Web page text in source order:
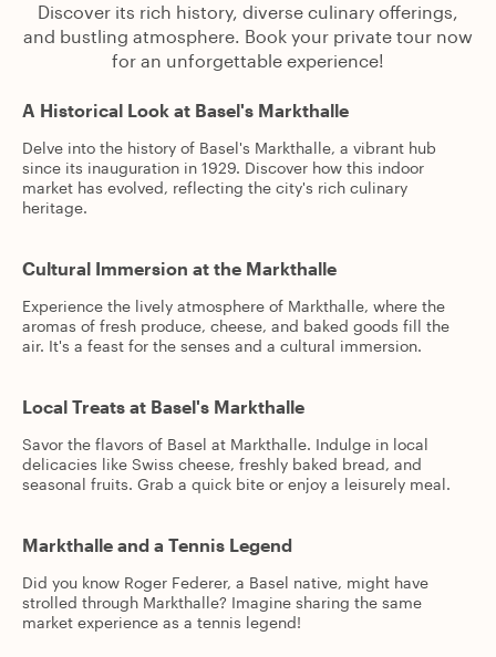
Discover its rich history, diverse culinary offerings,
and bustling atmosphere. Book your private tour now
for an unforgettable experience!
A Historical Look at Basel's Markthalle
Delve into the history of Basel's Markthalle, a vibrant hub
since its inauguration in 1929. Discover how this indoor
market has evolved, reflecting the city's rich culinary
heritage.
Cultural Immersion at the Markthalle
Experience the lively atmosphere of Markthalle, where the
aromas of fresh produce, cheese, and baked goods fill the
air. It's a feast for the senses and a cultural immersion.
Local Treats at Basel's Markthalle
Savor the flavors of Basel at Markthalle. Indulge in local
delicacies like Swiss cheese, freshly baked bread, and
seasonal fruits. Grab a quick bite or enjoy a leisurely meal.
Markthalle and a Tennis Legend
Did you know Roger Federer, a Basel native, might have
strolled through Markthalle? Imagine sharing the same
market experience as a tennis legend!